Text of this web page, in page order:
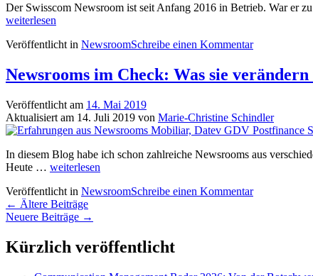
Der Swisscom Newsroom ist seit Anfang 2016 in Betrieb. War er
weiterlesen
Veröffentlicht in NewsroomSchreibe einen Kommentar
Newsrooms im Check: Was sie
Veröffentlicht am 14. Mai 2019
Aktualisiert am 14. Juli 2019 von Marie-Christine Schindler
In diesem Blog habe ich schon zahlreiche Newsrooms aus
Heute … Newsrooms
Check:
Was
sie
und
wie
weiterlesen
Veröffentlicht in NewsroomSchreibe einen Kommentar
Beitrags-
Navigation
← Ältere Beiträge
Neuere Beiträge →
Kürzlich veröffentlicht